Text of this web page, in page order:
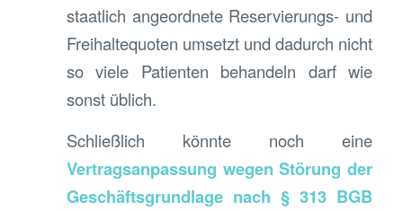
staatlich angeordnete Reservierungs- und
Freihaltequoten umsetzt und dadurch nicht
so viele Patienten behandeln darf wie
sonst üblich.
Schließlich könnte noch eine
Vertragsanpassung wegen Störung der
Geschäftsgrundlage nach § 313 BGB